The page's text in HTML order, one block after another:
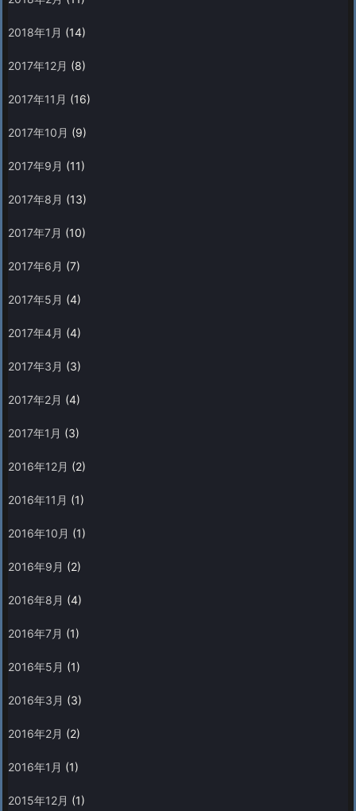
2018年1月 (14)
2017年12月 (8)
2017年11月 (16)
2017年10月 (9)
2017年9月 (11)
2017年8月 (13)
2017年7月 (10)
2017年6月 (7)
2017年5月 (4)
2017年4月 (4)
2017年3月 (3)
2017年2月 (4)
2017年1月 (3)
2016年12月 (2)
2016年11月 (1)
2016年10月 (1)
2016年9月 (2)
2016年8月 (4)
2016年7月 (1)
2016年5月 (1)
2016年3月 (3)
2016年2月 (2)
2016年1月 (1)
2015年12月 (1)